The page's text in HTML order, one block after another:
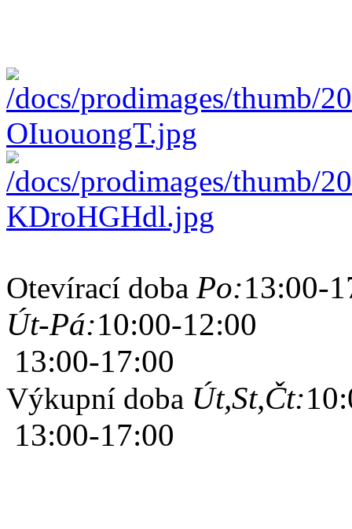
Otevírací doba Po:13:00-
Út-Pá:10:00-12:00
13:00-17:00
Výkupní doba Út,St,Čt:
13:00-17:00